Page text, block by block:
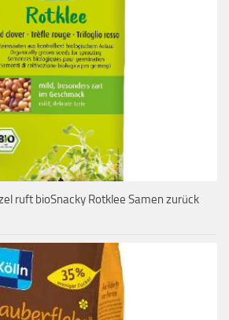
ruft bioSnacky Rotklee Samen zurück